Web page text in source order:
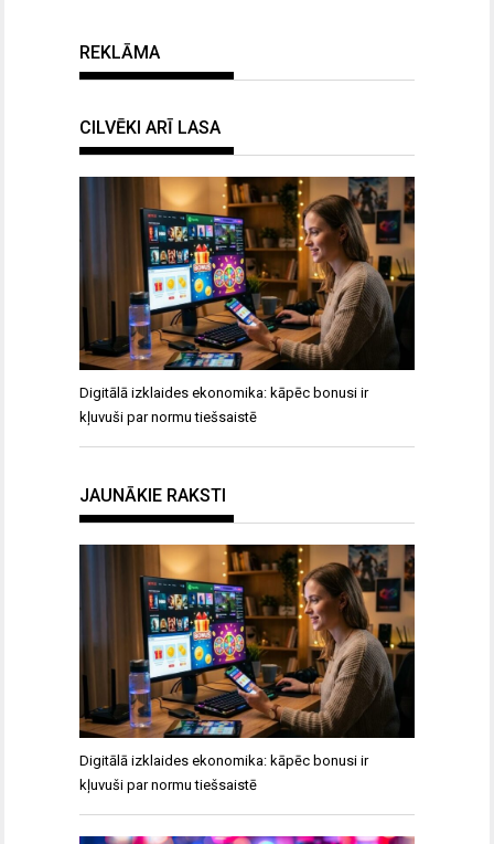
REKLĀMA
CILVĒKI ARĪ LASA
Digitālā izklaides ekonomika: kāpēc bonusi ir
kļuvuši par normu tiešsaistē
JAUNĀKIE RAKSTI
Digitālā izklaides ekonomika: kāpēc bonusi ir
kļuvuši par normu tiešsaistē